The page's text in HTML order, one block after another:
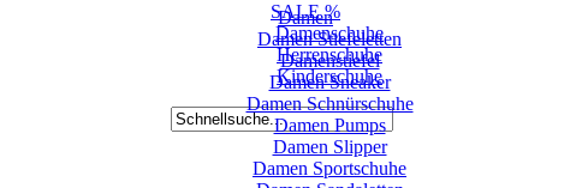
SALE %
Damenschuhe
Herrenschuhe
Kinderschuhe
Damen
Damen Stiefeletten
Damenstiefel
Damen Sneaker
Damen Schnürschuhe
Damen Pumps
Damen Slipper
Damen Sportschuhe